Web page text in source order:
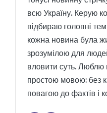
всю Україну. Керую
відбираю головні
кожна новина була
зрозумілою для
вловити суть. Люблю
простою мовою: без
повагою до фактів і